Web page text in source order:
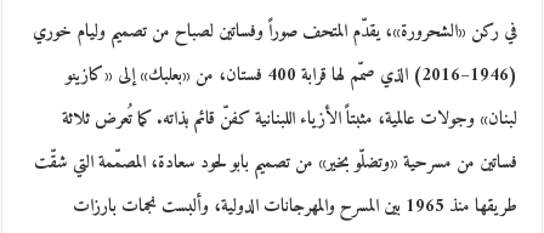
في ركن «الشحرورة»، يقدّم المتحف صوراً وفساتين لصباح من تصميم وليام خوري
(1946–2016) الذي صمّم لها قرابة 400 فستان، من «بعلبك» إلى «كازينو
لبنان» وجولات عالمية، مثبتاً الأزياء اللبنانية كفنّ قائم بذاته. كما تُعرض ثلاثة
فساتين من مسرحية «وتضلّو بخير» من تصميم بابو لحود سعادة، المصمّمة التي شقّت
طريقها منذ 1965 بين المسرح والمهرجانات الدولية، وألبست نجمات بارزات